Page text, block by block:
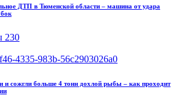
ДТП в Тюменской области – машина от удара
230
и сожгли больше 4 тонн дохлой рыбы – как проходит